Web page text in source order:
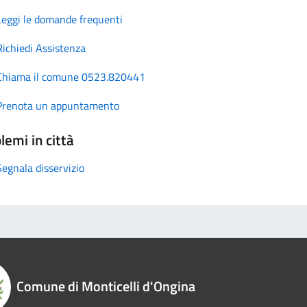
le domande frequenti
Assistenza
il comune 0523.820441
un appuntamento
in città
disservizio
Comune di Monticelli d'Ongina